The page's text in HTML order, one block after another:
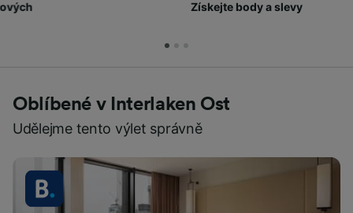
Získejte body a slevy
Oblíbené v Interlaken Ost
Udělejme tento výlet správně